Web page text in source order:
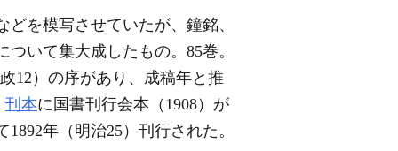
を模写させていたが、鐘銘、
いて集大成したもの。85巻。
12）の序があり、成稿年と推
刊本に国書刊行会本（1908）が
年（明治25）刊行された。